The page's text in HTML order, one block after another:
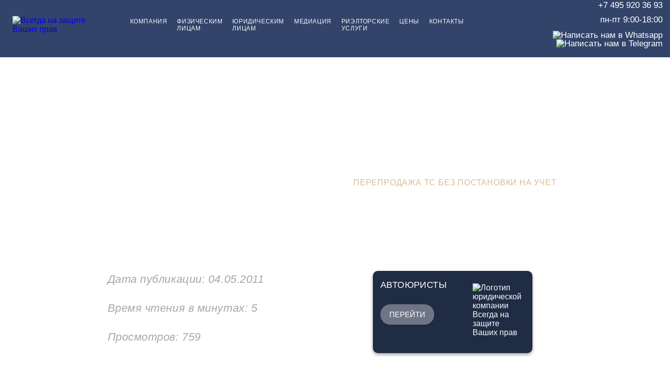
КОМПАНИЯ
ФИЗИЧЕСКИМ
ЛИЦАМ
ЮРИДИЧЕСКИМ
ЛИЦАМ
МЕДИАЦИЯ
РИЭЛТОРСКИЕ
УСЛУГИ
ЦЕНЫ КОНТАКТЫ
+7 495 920 36 93
пн-пт 9:00-18:00
ПЕРЕПРОДАЖА ТС БЕЗ ПОСТАНОВКИ НА УЧЕТ
Дата публикации: 04.05.2011
Время чтения в минутах: 5
Просмотров: 759
АВТОЮРИСТЫ
ПЕРЕЙТИ